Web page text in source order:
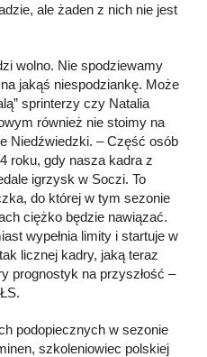
ale żaden z nich nie jest
wolno. Nie spodziewamy
jakąś niespodziankę. Może
sprinterzy czy Natalia
również nie stoimy na
Niedźwiedzki. – Część osób
roku, gdy nasza kadra z
igrzysk w Soczi. To
do której w tym sezonie
ciężko będzie nawiązać.
wypełnia limity i startuje w
licznej kadry, jaką teraz
prognostyk na przyszłość –
podopiecznych w sezonie
szkoleniowiec polskiej